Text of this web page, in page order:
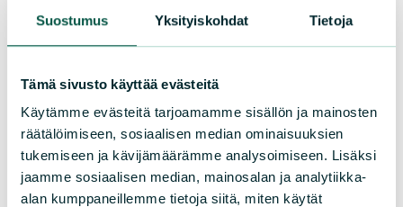
Suostumus Yksityiskohdat Tietoja
Tämä sivusto käyttää evästeitä
Käytämme evästeitä tarjoamamme sisällön ja mainosten
räätälöimiseen, sosiaalisen median ominaisuuksien
tukemiseen ja kävijämäärämme analysoimiseen. Lisäksi
jaamme sosiaalisen median, mainosalan ja analytiikka-
alan kumppaneillemme tietoja siitä, miten käytät
Niilo Tarnanen Vantaa
Vappu Grönfors Pori